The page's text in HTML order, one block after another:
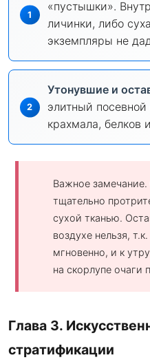
«пустышки».
личинки, либо
экземпляры не
Утонувшие и
элитный
крахмала, белков
Важное замечание.
тщательно
сухой тканью.
воздухе нельзя,
мгновенно, и к
на скорлупе очаги
Глава 3.
стратификации